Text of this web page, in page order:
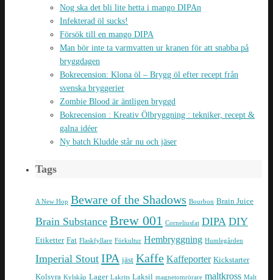
Nog ska det bli lite hetta i mango DIPAn
Infekterad öl sucks!
Försök till en mango DIPA
Man bör inte ta varmvatten ur kranen för att snabba på
bryggdagen
Bokrecension: Klona öl – Brygg öl efter recept från
svenska bryggerier
Zombie Blood är äntligen bryggd
Bokrecension : Kreativ Ölbryggning : tekniker, recept &
galna idéer
Ny batch Kludde står nu och jäser
Tags
A New Hop Beware of the Shadows Bourbon Brain Juice
Brain Substance Brew 001 Corneliusfat DIPA DIY
Etiketter Fat Flaskfyllare Förkultur Hembryggning Humlegården
Imperial Stout IPA jäst Kaffe Kaffeporter Kickstarter
Kolsyra Kylskåp Lager Lakrits Laksil magnetomrörare maltkross Malt